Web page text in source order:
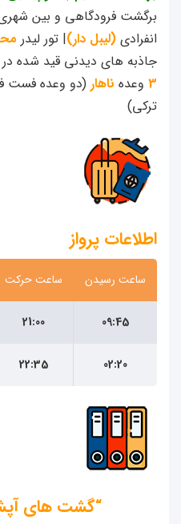
فرودگاهی و بین شهری
(لیبل دار)| تور لیدرمحلیو
های دیدنی قید شده در
ناهار
پرواز
رسیدن ساعت حرکت
“گشت های آپشنال